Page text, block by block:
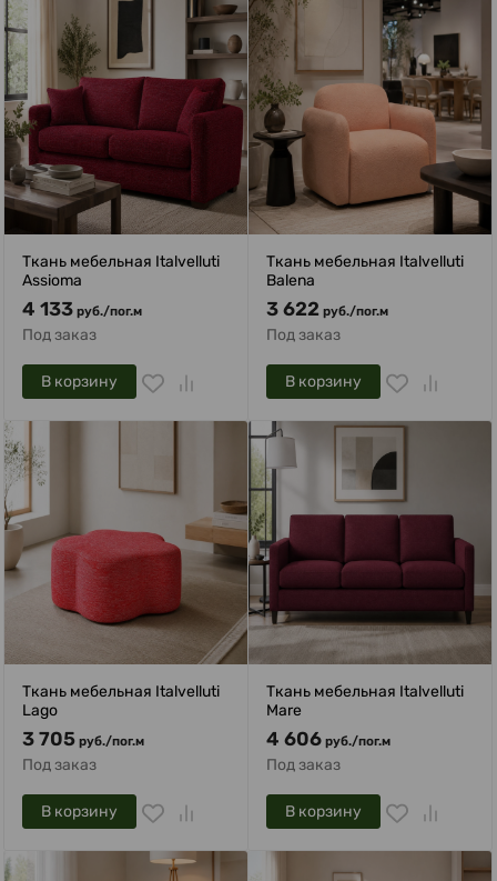
Ткань мебельная Italvelluti
Assioma
4 133 руб./пог.м
Под заказ
В корзину
Ткань мебельная Italvelluti
Balena
3 622 руб./пог.м
Под заказ
В корзину
Ткань мебельная Italvelluti
Lago
3 705 руб./пог.м
Под заказ
В корзину
Ткань мебельная Italvelluti
Mare
4 606 руб./пог.м
Под заказ
В корзину